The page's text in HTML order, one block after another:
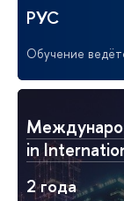
РУС
Обучение
in
2 года